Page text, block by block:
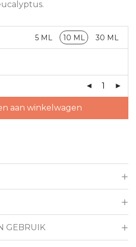
5 ML 10 ML 30 ML
aan winkelwagen
GEBRUIK